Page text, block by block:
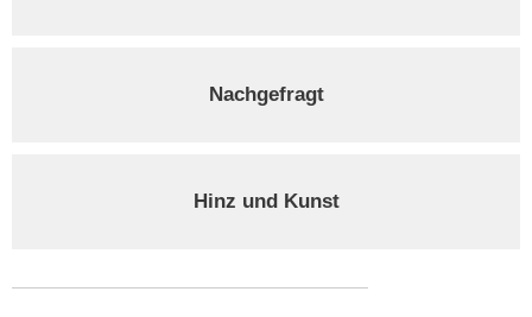
Nachgefragt
Hinz und Kunst